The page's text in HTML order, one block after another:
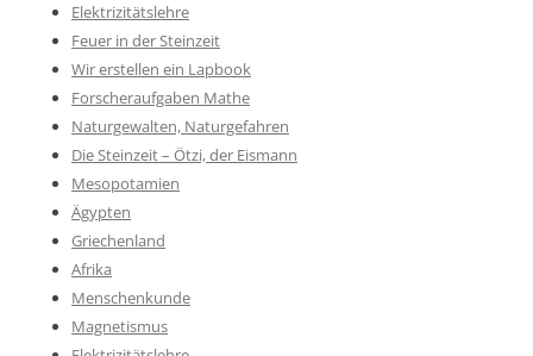
Elektrizitätslehre
Feuer in der Steinzeit
Wir erstellen ein Lapbook
Forscheraufgaben Mathe
Naturgewalten, Naturgefahren
Die Steinzeit – Ötzi, der Eismann
Mesopotamien
Ägypten
Griechenland
Afrika
Menschenkunde
Magnetismus